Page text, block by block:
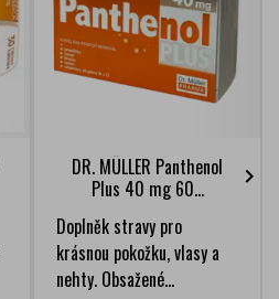
DR. MÜLLER Panthenol
Plus 40 mg 60...
Doplněk stravy pro
krásnou pokožku, vlasy a
nehty. Obsažené...
